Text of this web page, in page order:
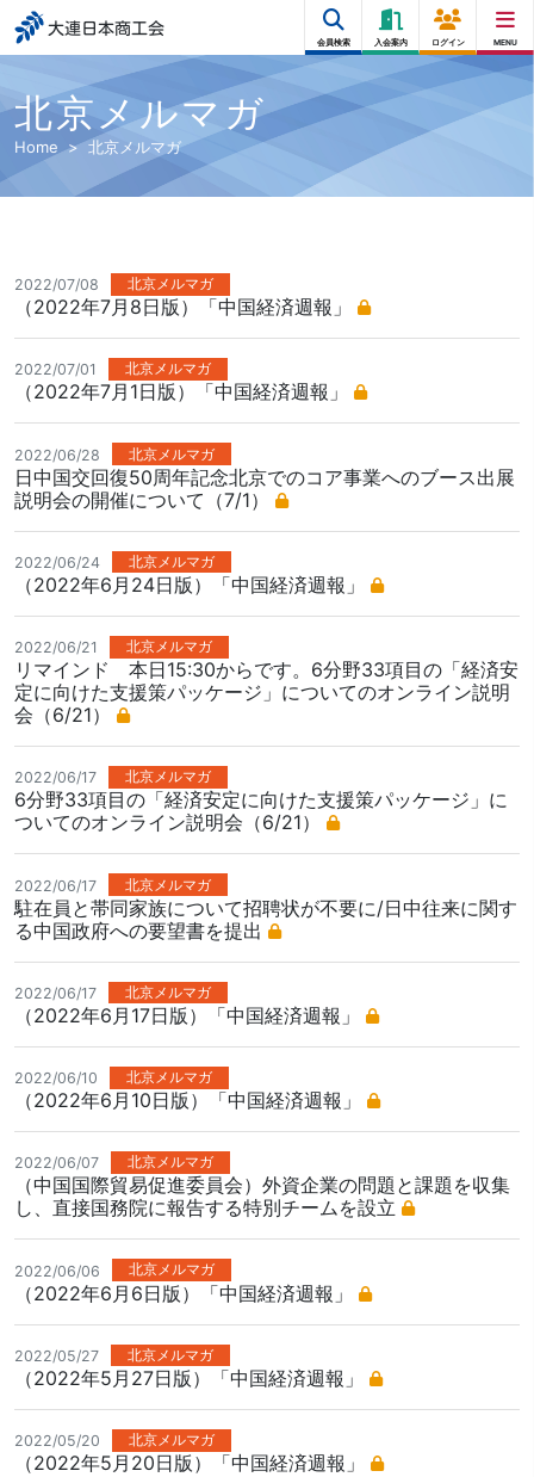
大連日本商工会
会員検索 入会案内 ログイン MENU
北京メルマガ
Home 北京メルマガ
2022/07/08 北京メルマガ
（2022年7月8日版）「中国経済週報」
2022/07/01 北京メルマガ
（2022年7月1日版）「中国経済週報」
2022/06/28 北京メルマガ
日中国交回復50周年記念北京でのコア事業へのブース出展
説明会の開催について（7/1）
2022/06/24 北京メルマガ
（2022年6月24日版）「中国経済週報」
2022/06/21 北京メルマガ
リマインド 本日15:30からです。6分野33項目の「経済安
定に向けた支援策パッケージ」についてのオンライン説明
会（6/21）
2022/06/17 北京メルマガ
6分野33項目の「経済安定に向けた支援策パッケージ」に
ついてのオンライン説明会（6/21）
2022/06/17 北京メルマガ
駐在員と帯同家族について招聘状が不要に/日中往来に関す
る中国政府への要望書を提出
2022/06/17 北京メルマガ
（2022年6月17日版）「中国経済週報」
2022/06/10 北京メルマガ
（2022年6月10日版）「中国経済週報」
2022/06/07 北京メルマガ
（中国国際貿易促進委員会）外資企業の問題と課題を収集
し、直接国務院に報告する特別チームを設立
2022/06/06 北京メルマガ
（2022年6月6日版）「中国経済週報」
2022/05/27 北京メルマガ
（2022年5月27日版）「中国経済週報」
2022/05/20 北京メルマガ
（2022年5月20日版）「中国経済週報」